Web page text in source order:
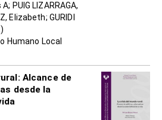
PUIG LIZARRAGA,
Elizabeth; GURIDI
Humano Local
Alcance de
desde la